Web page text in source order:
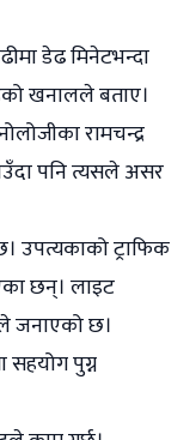
डेढ मिनेटभन्दा
खनालले बताए।
रामचन्द्र
पनि त्यसले असर
उपत्यकाको ट्राफिक
छन्। लाइट
जनाएको छ।
पुग्न